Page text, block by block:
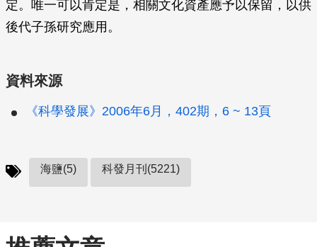
定。唯一可以肯定是，相關文化資產應予以保留，以供
後代子孫研究應用。
資料來源
《科學發展》2006年6月，402期，6 ~ 13頁
海鹽(5) 科發月刊(5221)